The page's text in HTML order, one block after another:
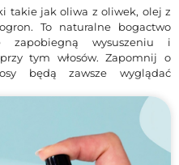
takie jak oliwa z oliwek, olej z
To naturalne bogactwo
wysuszeniu i
tym włosów. Zapomnij o
będą zawsze wyglądać